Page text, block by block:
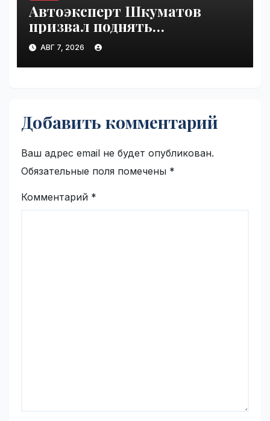
Автоэксперт Шкуматов
призвал поднять
разрешённую скорость на
дорогах России | VseTime.ru
АВГ 7, 2026
Добавить комментарий
Ваш адрес email не будет опубликован.
Обязательные поля помечены *
Комментарий *